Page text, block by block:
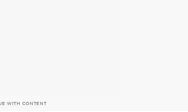
WITH CONTENT